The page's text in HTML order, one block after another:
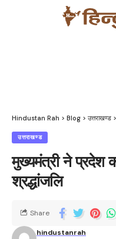
Hindustan Rah > Blog > उत्तराखण्ड >
उत्तराखण्ड
मुख्यमंत्री ने प्रदेश
श्रद्धांजलि
hindustanrah
Share